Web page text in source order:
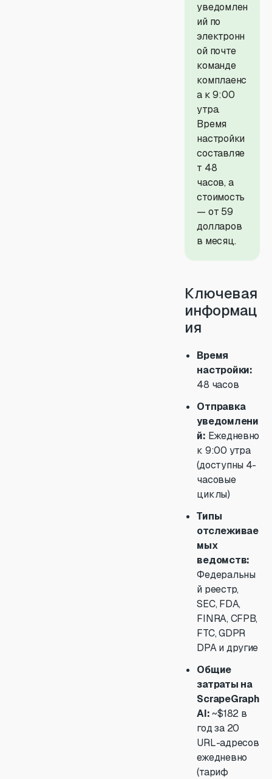
уведомлен
ий по
электронн
ой почте
команде
комплаенс
а к 9:00
утра.
Время
настройки
составляе
т 48
часов, а
стоимость
— от 59
долларов
в месяц.
Ключевая
информац
ия
Время
настройки:
48 часов
Отправка
уведомлени
й: Ежедневно
к 9:00 утра
(доступны 4-
часовые
циклы)
Типы
отслеживае
мых
ведомств:
Федеральны
й реестр,
SEC, FDA,
FINRA, CFPB,
FTC, GDPR
DPA и другие
Общие
затраты на
ScrapeGraph
AI:~$182 в
год за 20
URL-адресов
ежедневно
(тариф